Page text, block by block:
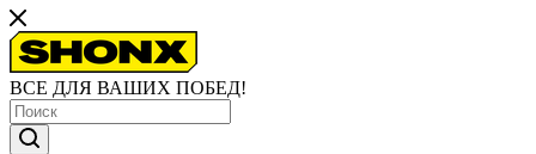
ВСЕ ДЛЯ ВАШИХ ПОБЕД!